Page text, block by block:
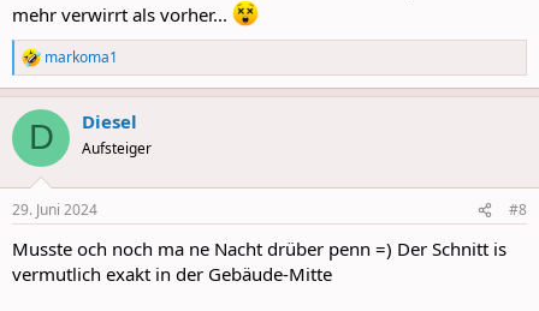
mehr verwirrt als vorher...
R
e
a
c
i
s
markoma1
D Diesel
Aufsteiger
29. Juni 2024 #8
Musste och noch ma ne Nacht drüber penn =) Der Schnitt is
vermutlich exakt in der Gebäude-Mitte